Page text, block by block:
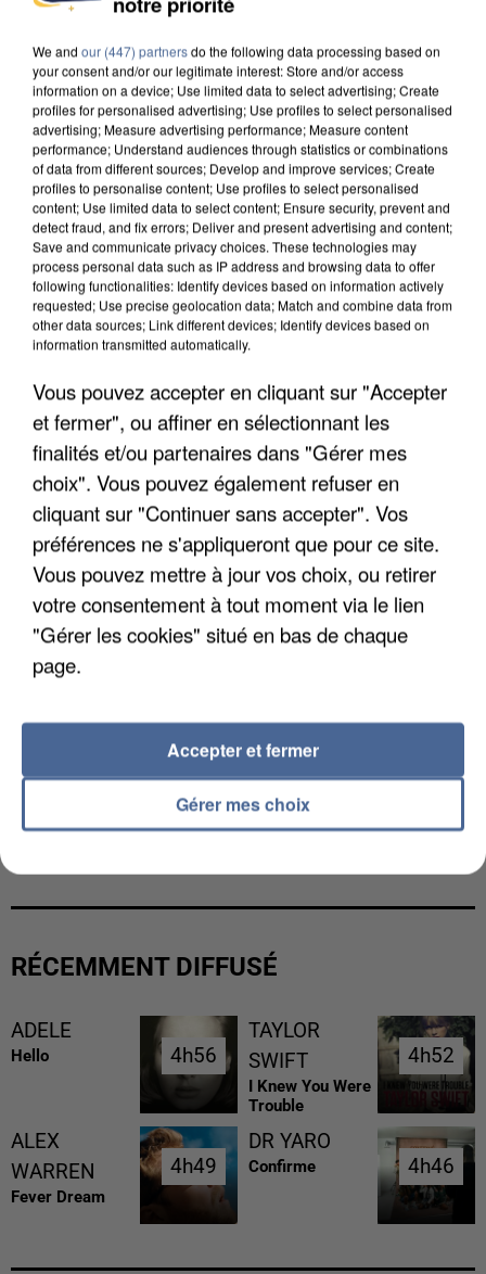
DE SOLIDARITÉ AVEC LES...
APRÈS TOUTES CES CANICULES, LES REFUGES
DE FAUNE SAUVAGE SONT...
L’UN DES FONDATEURS SUPPOSÉS DE LA DZ
RÉCEMMENT DIFFUSÉ
ADELE
Hello 4h56
4h56
TAYLOR
SWIFT
I Knew You Were
Trouble
4h52
4h52
ALEX
WARREN
Fever Dream
4h49
4h49
DR YARO
Confirme 4h46
4h46
We and our (447) partnersdo the following data processing based on
your consent and/or our legitimate interest: Store and/or access
information on a device; Use limited data to select advertising; Create
profiles for personalised advertising; Use profiles to select personalised
advertising; Measure advertising performance; Measure content
performance; Understand audiences through statistics or combinations
of data from different sources; Develop and improve services; Create
profiles to personalise content; Use profiles to select personalised
content; Use limited data to select content; Ensure security, prevent and
detect fraud, and fix errors; Deliver and present advertising and content;
Save and communicate privacy choices. These technologies may
process personal data such as IP address and browsing data to offer
following functionalities: Identify devices based on information actively
requested; Use precise geolocation data; Match and combine data from
other data sources; Link different devices; Identify devices based on
information transmitted automatically.
Vous pouvez accepter en cliquant sur "Accepter
et fermer", ou affiner en sélectionnant les
finalités et/ou partenaires dans "Gérer mes
choix". Vous pouvez également refuser en
cliquant sur "Continuer sans accepter". Vos
préférences ne s'appliqueront que pour ce site.
Vous pouvez mettre à jour vos choix, ou retirer
votre consentement à tout moment via le lien
"Gérer les cookies" situé en bas de chaque
page.
Gérer mes choix
Accepter et fermer